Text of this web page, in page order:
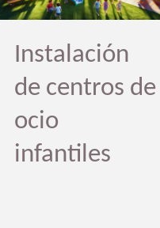
Instalación
de centros de
ocio
infantiles
de
infantiles